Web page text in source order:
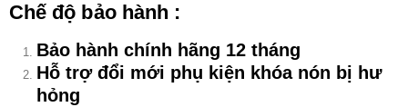
Chế độ bảo hành :
Bảo hành chính hãng 12 tháng
Hỗ trợ đổi mới phụ kiện khóa nón bị hư
hỏng